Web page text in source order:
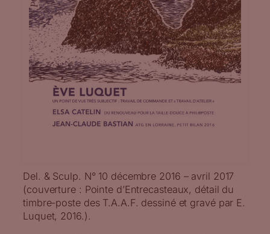
Del. & Sculp. N° 10 décembre 2016 – avril 2017
(couverture : Pointe d’Entrecasteaux, détail du
timbre-poste des T.A.A.F. dessiné et gravé par E.
Luquet, 2016.).